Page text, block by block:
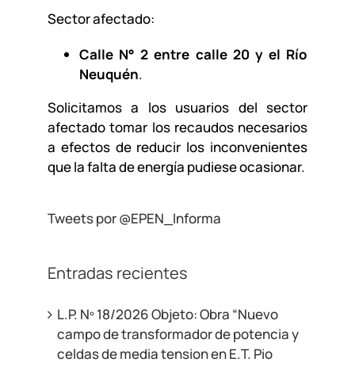
Sector afectado:
Calle N° 2 entre calle 20 y el Río
Neuquén.
Solicitamos a los usuarios del sector
afectado tomar los recaudos necesarios
a efectos de reducir los inconvenientes
que la falta de energía pudiese ocasionar.
Tweets por @EPEN_Informa
Entradas recientes
L.P. Nº 18/2026 Objeto: Obra “Nuevo
campo de transformador de potencia y
celdas de media tension en E.T. Pio